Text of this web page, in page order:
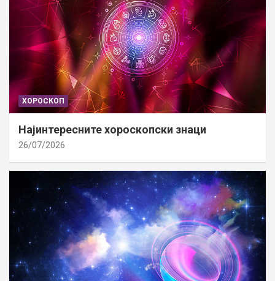
ХОРОСКОП
Најинтересните хороскопски знаци
26/07/2026